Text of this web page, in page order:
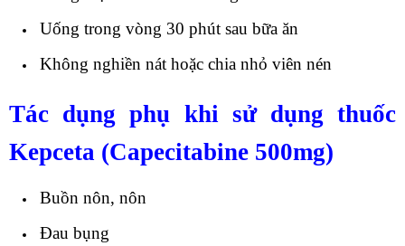
Uống trong vòng 30 phút sau bữa ăn
Không nghiền nát hoặc chia nhỏ viên nén
Tác dụng phụ khi sử dụng thuốc
Kepceta (Capecitabine 500mg)
Buồn nôn, nôn
Đau bụng